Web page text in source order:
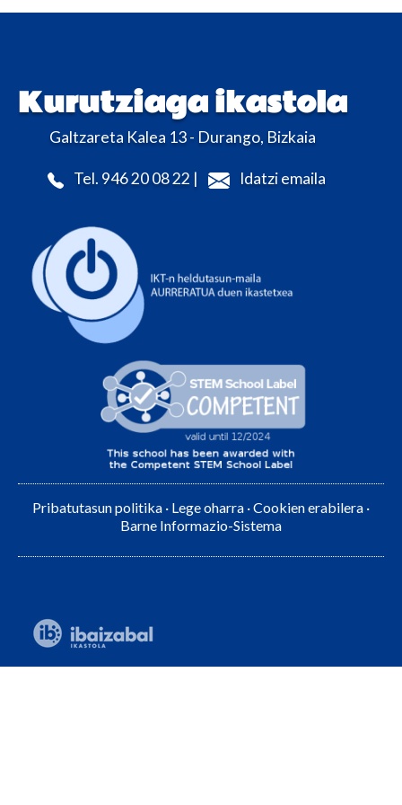
Kurutziaga ikastola
Galtzareta Kalea 13 - Durango, Bizkaia
Tel. 946 20 08 22 | Idatzi emaila
Pribatutasun politika · Lege oharra ·Cookien erabilera ·
Barne Informazio-Sistema